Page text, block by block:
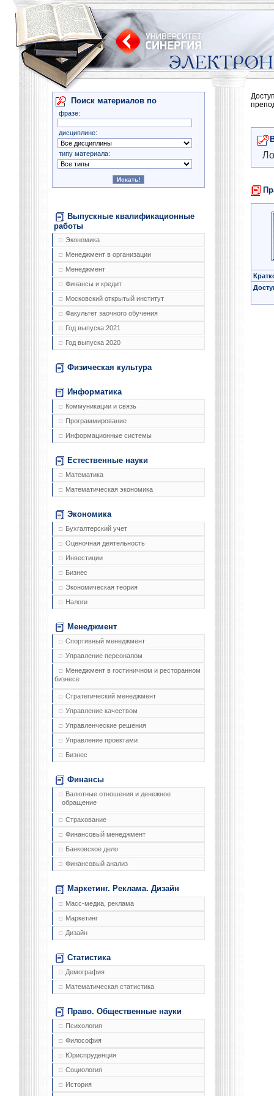
Поиск материалов по
фразе:
дисциплине:
типу материала:
Выпускные квалификационные
работы
Экономика
Менеджмент в организации
Менеджмент
Финансы и кредит
Московский открытый институт
Факультет заочного обучения
Год выпуска 2021
Год выпуска 2020
Физическая культура
Информатика
Коммуникации и связь
Программирование
Информационные системы
Естественные науки
Математика
Математическая экономика
Экономика
Бухгалтерский учет
Оценочная деятельность
Инвестиции
Бизнес
Экономическая теория
Налоги
Менеджмент
Спортивный менеджмент
Управление персоналом
Менеджмент в гостиничном и ресторанном
бизнесе
Стратегический менеджмент
Управление качеством
Управленческие решения
Управление проектами
Бизнес
Финансы
Валютные отношения и денежное
обращение
Страхование
Финансовый менеджмент
Банковское дело
Финансовый анализ
Маркетинг. Реклама. Дизайн
Масс-медиа, реклама
Маркетинг
Дизайн
Статистика
Демография
Математическая статистика
Право. Общественные науки
Психология
Философия
Юриспруденция
Социология
История